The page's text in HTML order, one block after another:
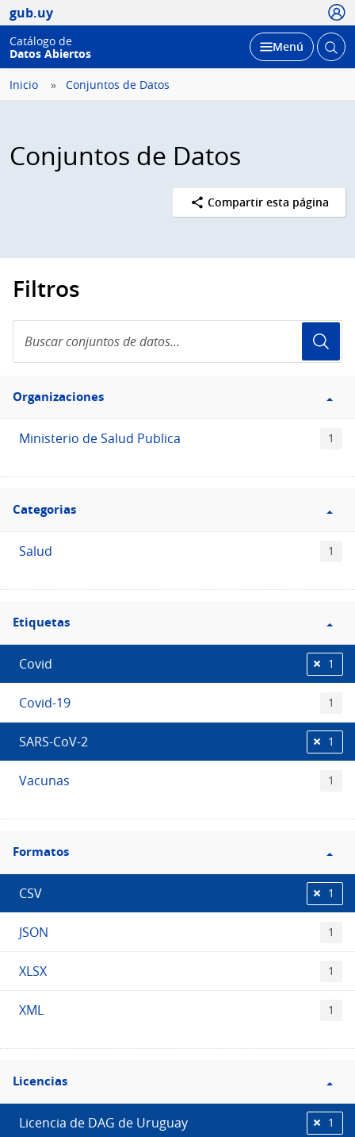
gub.uy
Catálogo de
Datos Abiertos
Desplegar
Menú Abrir
Inicio Conjuntos de Datos
Conjuntos de Datos
Compartir esta página
Filtros
conjuntos
de
Filtro
Organizaciones
Organizaciones
Ministerio de Salud Publica 1
Filtro
Categorias
Categorias
Salud 1
Filtro
Etiquetas
Etiquetas
Covid 1
Covid-19 1
SARS-CoV-2 1
Vacunas 1
Filtro
Formatos
Formatos
CSV 1
JSON 1
XLSX 1
XML 1
Filtro
Licencias
Licencias
Licencia de DAG de Uruguay 1